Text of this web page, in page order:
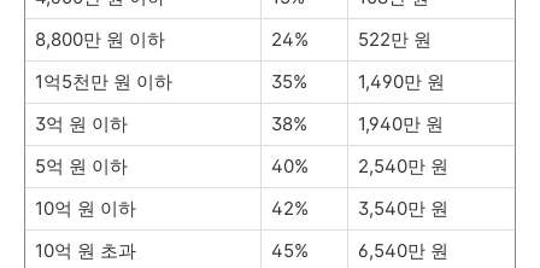
8,800만 원 이하
24%
522만 원
1억5천만 원 이하
35%
1,490만 원
3억 원 이하
38%
1,940만 원
5억 원 이하
40%
2,540만 원
10억 원 이하
42%
3,540만 원
10억 원 초과
45% 6,540만 원